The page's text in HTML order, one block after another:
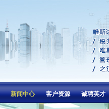
新闻中心 客户资源 诚聘英才